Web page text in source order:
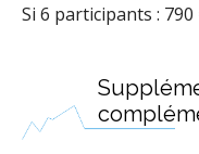
Si 6 participants :